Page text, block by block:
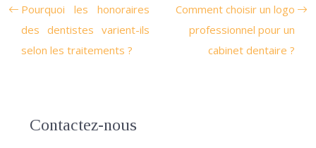
Pourquoi les honoraires
des dentistes varient-ils
selon les traitements ?
Comment choisir un logo
professionnel pour un
cabinet dentaire ?
Contactez-nous